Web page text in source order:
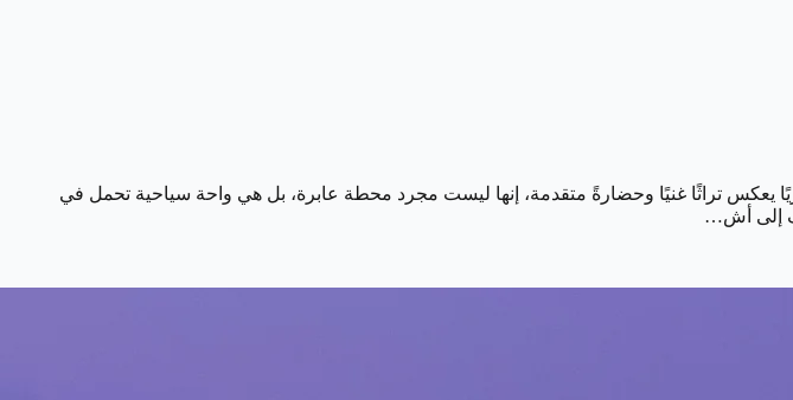
يعكس تراثًا غنيًا وحضارةً متقدمة، إنها ليست مجرد محطة عابرة، بل هي واحة سياحية تحمل في
إلى أش…